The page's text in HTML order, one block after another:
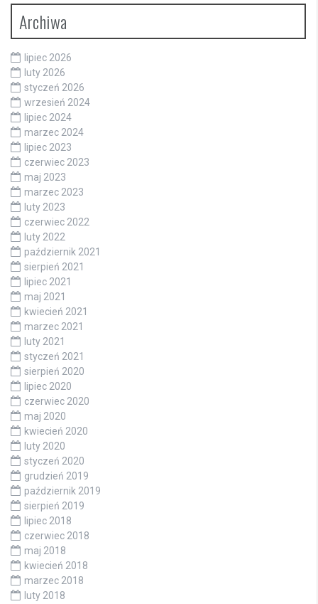
Archiwa
lipiec 2026
luty 2026
styczeń 2026
wrzesień 2024
lipiec 2024
marzec 2024
lipiec 2023
czerwiec 2023
maj 2023
marzec 2023
luty 2023
czerwiec 2022
luty 2022
październik 2021
sierpień 2021
lipiec 2021
maj 2021
kwiecień 2021
marzec 2021
luty 2021
styczeń 2021
sierpień 2020
lipiec 2020
czerwiec 2020
maj 2020
kwiecień 2020
luty 2020
styczeń 2020
grudzień 2019
październik 2019
sierpień 2019
lipiec 2018
czerwiec 2018
maj 2018
kwiecień 2018
marzec 2018
luty 2018